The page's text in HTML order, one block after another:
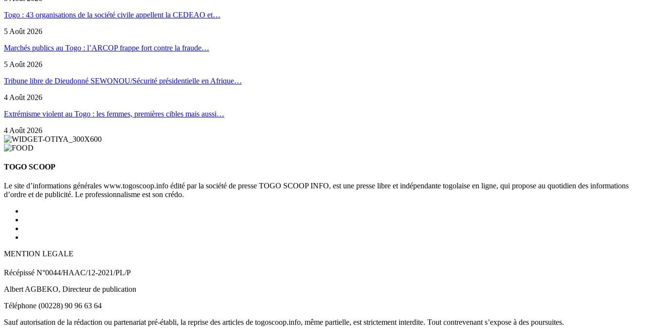
Togo : 43 organisations de la société civile appellent la CEDEAO et…
5 Août 2026
Marchés publics au Togo : l’ARCOP frappe fort contre la fraude…
5 Août 2026
Tribune libre de Dieudonné SEWONOU/Sécurité présidentielle en Afrique…
4 Août 2026
Extrémisme violent au Togo : les femmes, premières cibles mais aussi…
4 Août 2026
TOGO SCOOP
Le site d’informations générales www.togoscoop.info édité par la société de presse TOGO SCOOP INFO, est une presse libre et indépendante togolaise en ligne, qui propose au quotidien des informations
d’ordre et de publicité. Le professionnalisme est son crédo.
MENTION LEGALE
Récépissé N°0044/HAAC/12-2021/PL/P
Albert AGBEKO, Directeur de publication
Téléphone (00228) 90 96 63 64
Sauf autorisation de la rédaction ou partenariat pré-établi, la reprise des articles de togoscoop.info, même partielle, est strictement interdite. Tout contrevenant s’expose à des poursuites.